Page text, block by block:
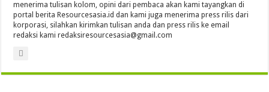
menerima tulisan kolom, opini dari pembaca akan kami tayangkan di
portal berita Resourcesasia.id dan kami juga menerima press rilis dari
korporasi, silahkan kirimkan tulisan anda dan press rilis ke email
redaksi kami redaksiresourcesasia@gmail.com